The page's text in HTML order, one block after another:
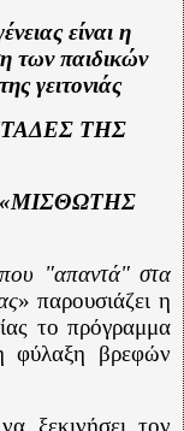
είναι η
των παιδικών
γειτονιάς
ΤΗΣ
"απαντά" στα
» παρουσιάζει η
το πρόγραμμα
φύλαξη βρεφών
ξεκινήσει τον